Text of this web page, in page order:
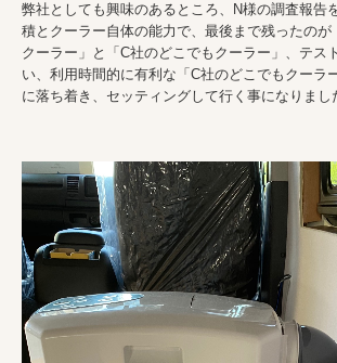
弊社としても興味のあるところ、N様の調査報告
積とクーラー自体の能力で、最後まで残ったのが
クーラー」と「C社のどこでもクーラー」、テス
い、利用時間的に有利な「C社のどこでもクーラ
に落ち着き、セッティングして行く事になりまし